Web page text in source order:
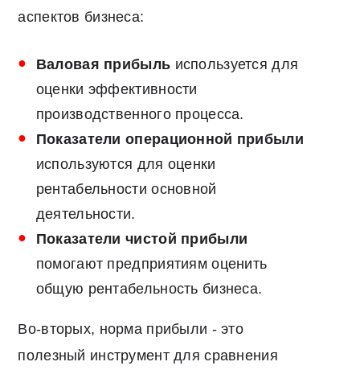
аспектов бизнеса:
Валовая прибыль используется для
оценки эффективности
производственного процесса.
Показатели операционной прибыли
используются для оценки
рентабельности основной
деятельности.
Показатели чистой прибыли
помогают предприятиям оценить
общую рентабельность бизнеса.
Во-вторых, норма прибыли - это
полезный инструмент для сравнения